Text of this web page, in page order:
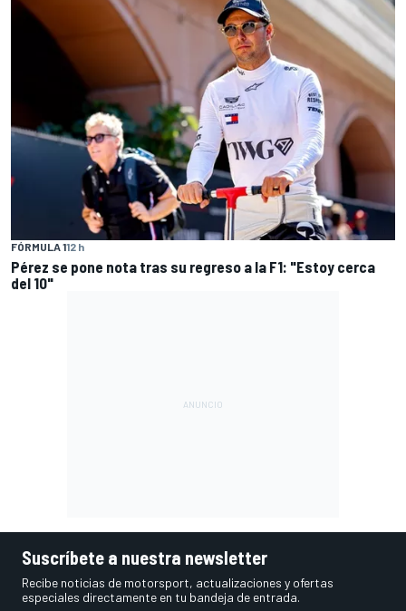
FÓRMULA 112 h
Pérez se pone nota tras su regreso a la F1: "Estoy cerca
del 10"
Suscríbete a nuestra newsletter
Recibe noticias de motorsport, actualizaciones y ofertas
especiales directamente en tu bandeja de entrada.